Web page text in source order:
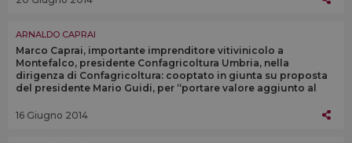
ARNALDO CAPRAI
Marco Caprai, importante imprenditore vitivinicolo a
Montefalco, presidente Confagricoltura Umbria, nella
dirigenza di Confagricoltura: cooptato in giunta su proposta
del presidente Mario Guidi, per “portare valore aggiunto al
16 Giugno 2014